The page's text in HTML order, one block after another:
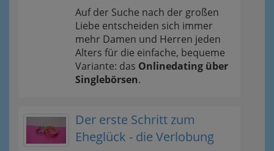
Auf der Suche nach der großen
Liebe entscheiden sich immer
mehr Damen und Herren jeden
Alters für die einfache, bequeme
Variante: das Onlinedating über
Singlebörsen.
Der erste Schritt zum
Eheglück - die Verlobung